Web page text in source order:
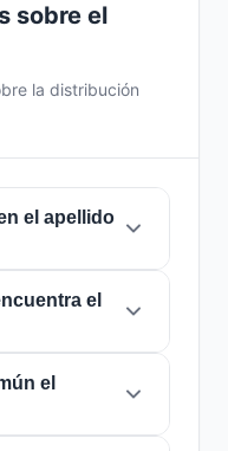
sobre el
la distribución
el apellido
204
1
en el mundo
presente en
global.
el
en
como un
presencia en
el